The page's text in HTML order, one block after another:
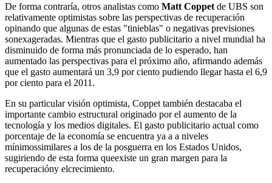
De forma contraría, otros analistas como Matt Coppet de UBS son
relativamente optimistas sobre las perspectivas de recuperación
opinando que algunas de estas "tinieblas" o negativas previsiones
sonexageradas. Mientras que el gasto publicitario a nivel mundial ha
disminuido de forma más pronunciada de lo esperado, han
aumentado las perspectivas para el próximo año, afirmando además
que el gasto aumentará un 3,9 por ciento pudiendo llegar hasta el 6,9
por ciento para el 2011.
En su particular visión optimista, Coppet también destacaba el
importante cambio estructural originado por el aumento de la
tecnología y los medios digitales. El gasto publicitario actual como
porcentaje de la economía se encuentra ya a a niveles
mínimossimilares a los de la posguerra en los Estados Unidos,
sugiriendo de esta forma queexiste un gran margen para la
recuperacióny elcrecimiento.